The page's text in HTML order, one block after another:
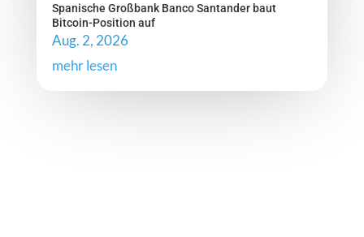
Spanische Großbank Banco Santander baut
Bitcoin-Position auf
Aug. 2, 2026
mehr lesen